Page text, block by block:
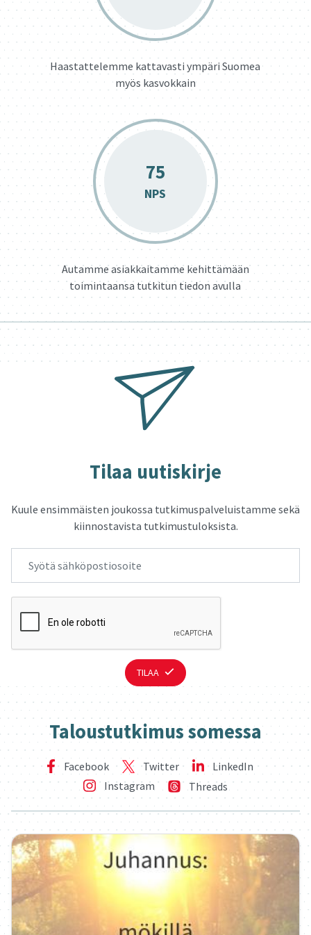
Haastattelemme kattavasti ympäri Suomea
myös kasvokkain
75
NPS
Autamme asiakkaitamme kehittämään
toimintaansa tutkitun tiedon avulla
Tilaa uu­tis­kir­je
Kuule ensimmäisten joukossa tutkimuspalveluistamme sekä
kiinnostavista tutkimustuloksista.
TILAA
Ta­lous­tut­ki­mus so­mes­sa
Facebook Twitter
LinkedIn
Instagram
Threads